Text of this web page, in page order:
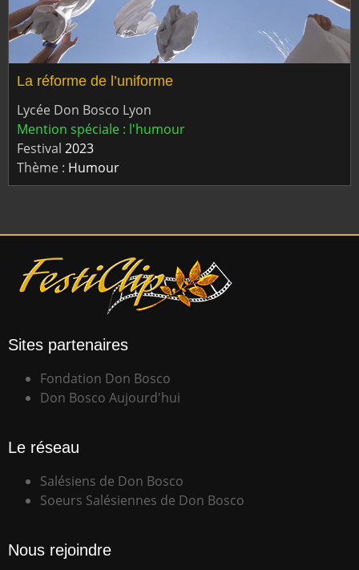
La réforme de l’uniforme
Lycée Don Bosco Lyon
Mention spéciale : l'humour
Festival 2023
Thème : Humour
Sites partenaires
Fondation Don Bosco
Don Bosco Aujourd'hui
Le réseau
Salésiens de Don Bosco
Soeurs Salésiennes de Don Bosco
Nous rejoindre